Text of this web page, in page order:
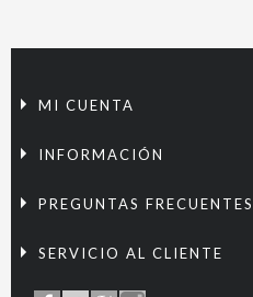
MI CUENTA
INFORMACIÓN
PREGUNTAS FRECUENTES
SERVICIO AL CLIENTE